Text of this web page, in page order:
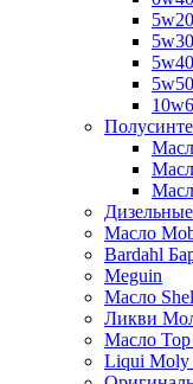
5w40
5w50
Масло
Bardahl
Meguin
Масло
Ликви
Масло Top
Liqui Moly